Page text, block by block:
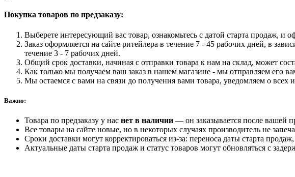
Покупка товаров по предзаказу:
Выберете интересующий вас товар, ознакомьтесь с датой старта продаж, и
Заказ оформляется на сайте ритейлера в течение 7 - 45 рабочих дней, в
течение 3 - 7 рабочих дней.
Общий срок доставки, начиная с отправки товара к нам на склад, может
Как только мы получаем ваш заказ в нашем магазине - мы отправляем его
Мы остаемся с вами на связи до получения вами товара, уведомляем о всех
Важно:
Товара по предзаказу у нас нет в наличии — он заказывается после вашей
Все товары на сайте новые, но в некоторых случаях производитель не
Сроки доставки могут корректироваться из-за: переноса даты старта
Актуальные даты старта продаж и статус товаров могут обновляться с